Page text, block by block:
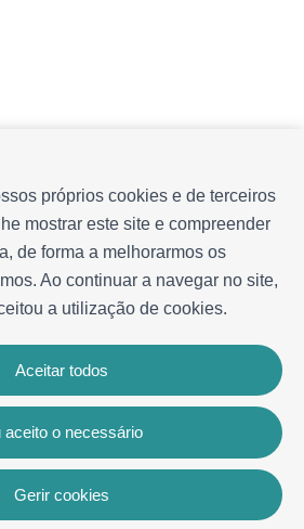
próprios cookies e de terceiros
mostrar este site e compreender
de forma a melhorarmos os
Ao continuar a navegar no site,
a utilização de cookies.
Aceitar todos
aceito o necessário
Gerir cookies